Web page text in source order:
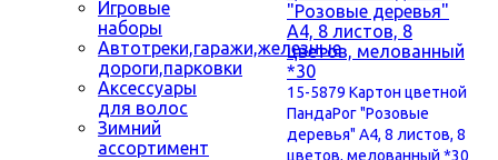
Игровые
наборы
Автотреки,гаражи,железные
дороги,парковки
Аксессуары
для волос
Зимний
ассортимент
15-5879 Картон цветной
ПандаРог "Розовые
деревья" А4, 8 листов, 8
цветов, мелованный *30